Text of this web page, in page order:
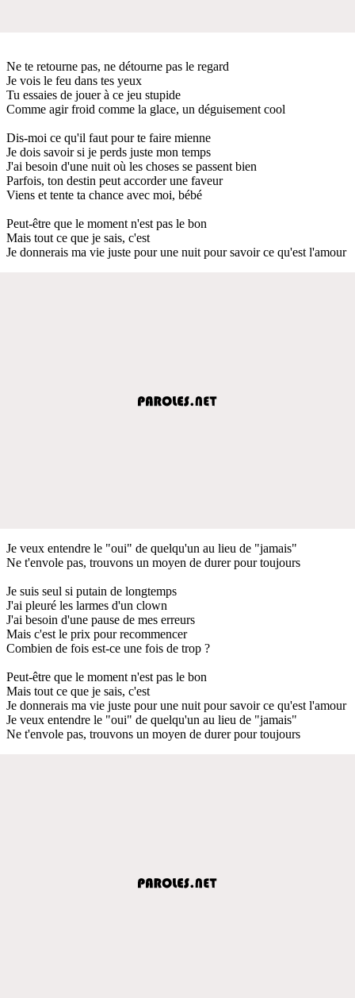
Ne te retourne pas, ne détourne pas le regard
Je vois le feu dans tes yeux
Tu essaies de jouer à ce jeu stupide
Comme agir froid comme la glace, un déguisement cool
Dis-moi ce qu'il faut pour te faire mienne
Je dois savoir si je perds juste mon temps
J'ai besoin d'une nuit où les choses se passent bien
Parfois, ton destin peut accorder une faveur
Viens et tente ta chance avec moi, bébé
Peut-être que le moment n'est pas le bon
Mais tout ce que je sais, c'est
Je donnerais ma vie juste pour une nuit pour savoir ce qu'est l'amour
Je veux entendre le "oui" de quelqu'un au lieu de "jamais"
Ne t'envole pas, trouvons un moyen de durer pour toujours
Je suis seul si putain de longtemps
J'ai pleuré les larmes d'un clown
J'ai besoin d'une pause de mes erreurs
Mais c'est le prix pour recommencer
Combien de fois est-ce une fois de trop ?
Peut-être que le moment n'est pas le bon
Mais tout ce que je sais, c'est
Je donnerais ma vie juste pour une nuit pour savoir ce qu'est l'amour
Je veux entendre le "oui" de quelqu'un au lieu de "jamais"
Ne t'envole pas, trouvons un moyen de durer pour toujours